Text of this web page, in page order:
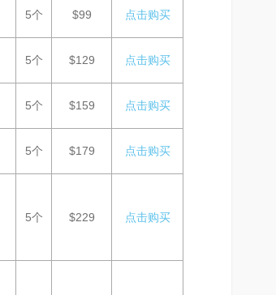
5个 $99 点击购买
5个 $129 点击购买
5个 $159 点击购买
5个 $179 点击购买
5个 $229 点击购买